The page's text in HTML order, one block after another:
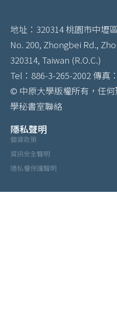
地址：320314 桃園市中壢
No. 200, Zhongbei Rd.,
320314, Taiwan (R.O.C.)
Tel：886-3-265-2002 傳真
© 中原大學版權所有，任
學秘書室聯絡
隱私聲明
個資政策
資訊安全聲明
隱私權保護聲明